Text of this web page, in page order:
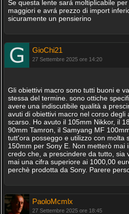
Se questa lente sará moltiplicabile
maggiori e avrá prezzo di import
sicuramente un pensierino
GioChi21
27 Settembre 2025 ore 14:20
Gli obiettivi macro sono tutti buoni e
stessa del termine. sono ottiche
avere una indiscutibile qualità a
avuti di obiettivi macro nel corso degli
scarso. Ho avuto il 105mm Nikkor, il
90mm Tamron, il Samyang MF
tutt'ora posseggo e utilizzo con molta
150mm per Sony E. Non metterò mai
credo che, a prescindere da tutto, sia
mai una cifra superiore ai 1000,00
perchè prodotta da Sony. Parere
PaoloMcmlx
27 Settembre 2025 ore 18:45